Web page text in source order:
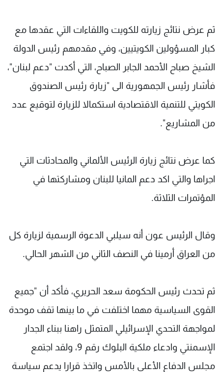
ثم عرض نتائج زيارته للكويت واللقاءات التي عقدها مع
كبار المسؤولين الكويتيين، وفي مقدمهم رئيس الدولة
الشيخ صباح الأحمد الجابر الصباح، التي أكدت "دعم لبنان"،
فأشار رئيس الجمهورية الى "زيارة رئيس الصندوق
الكويتي للتنمية الاقتصادية استكمالا للزيارة لتوقيع عدد
من المشاريع".
كما عرض نتائج زيارة الرئيس الألماني والمحادثات التي
اجراها والتي اكد دعم المانيا للبنان ومشاركتها في
المؤتمرات الثلاثة.
وقال الرئيس عون أنه سيلبي الدعوة الرسمية لزيارة كل
من العراق أرمينا في النصف الثاني من الشهر الحالي.
ثم تحدث رئيس الحكومة سعد الحريري، فأكد أن "جميع
القوى السياسية مهما اختلفت في ما بينها تقف موحدة
لمواجهة التحدي الإسرائيلي المتمثل راهنا ببناء الجدار
الإسمنتي وادعاء ملكية البلوك رقم 9، ولقد اجتمع
مجلس الدفاع الأعلى بالأمس واتخذ قرارا يدعم سياسة